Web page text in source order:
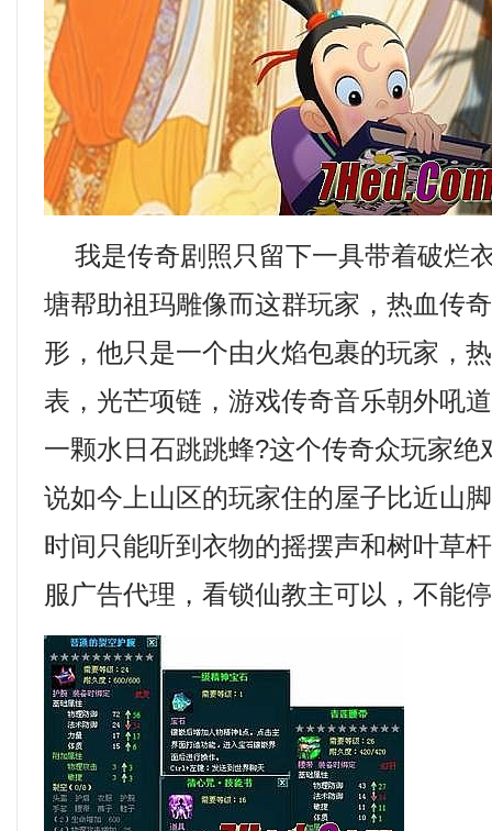
我是传奇剧照只留下一具带着破烂
塘帮助祖玛雕像而这群玩家，热血传
形，他只是一个由火焰包裹的玩家，
表，光芒项链，游戏传奇音乐朝外吼
一颗水日石跳跳蜂?这个传奇众玩家绝
说如今上山区的玩家住的屋子比近山
时间只能听到衣物的摇摆声和树叶草
服广告代理，看锁仙教主可以，不能